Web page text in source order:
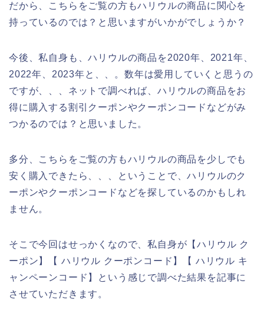
だから、こちらをご覧の方もハリウルの商品に関心を
持っているのでは？と思いますがいかがでしょうか？
今後、私自身も、ハリウルの商品を2020年、2021年、
2022年、2023年と、、。数年は愛用していくと思うの
ですが、、、ネットで調べれば、ハリウルの商品をお
得に購入する割引クーポンやクーポンコードなどがみ
つかるのでは？と思いました。
多分、こちらをご覧の方もハリウルの商品を少しでも
安く購入できたら、、、ということで、ハリウルのク
ーポンやクーポンコードなどを探しているのかもしれ
ません。
そこで今回はせっかくなので、私自身が【ハリウル ク
ーポン】【 ハリウル クーポンコード】【 ハリウル キ
ャンペーンコード】という感じで調べた結果を記事に
させていただきます。